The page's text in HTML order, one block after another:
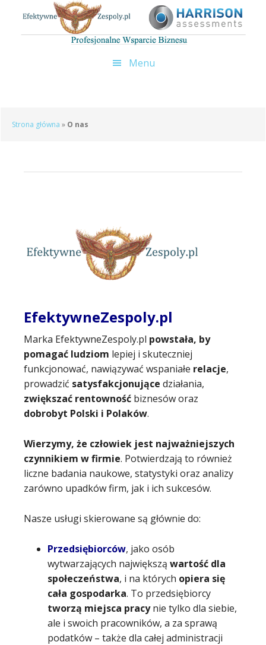
Menu
Strona główna » O nas
EfektywneZespoly.pl
Marka EfektywneZespoly.pl powstała, by
pomagać ludziom lepiej i skuteczniej
funkcjonować, nawiązywać wspaniałe relacje,
prowadzić satysfakcjonujące działania,
zwiększać rentowność biznesów oraz
dobrobyt Polski i Polaków.
Wierzymy, że człowiek jest najważniejszych
czynnikiem w firmie. Potwierdzają to również
liczne badania naukowe, statystyki oraz analizy
zarówno upadków firm, jak i ich sukcesów.
Nasze usługi skierowane są głównie do:
Przedsiębiorców, jako osób
wytwarzających największą wartość dla
społeczeństwa, i na których opiera się
cała gospodarka. To przedsiębiorcy
tworzą miejsca pracynie tylko dla siebie,
ale i swoich pracowników, a za sprawą
podatków – także dla całej administracji